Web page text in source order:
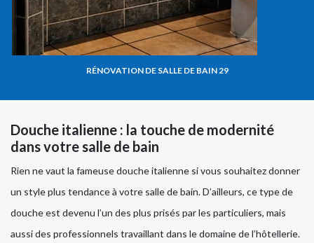
RÉNOVATION DE SALLE DE BAIN 29
Douche italienne : la touche de modernité
dans votre salle de bain
Rien ne vaut la fameuse douche italienne si vous souhaitez donner
un style plus tendance à votre salle de bain. D’ailleurs, ce type de
douche est devenu l’un des plus prisés par les particuliers, mais
aussi des professionnels travaillant dans le domaine de l’hôtellerie.